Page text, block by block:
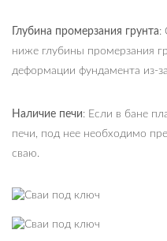
Глубина промерзания грунта:
ниже глубины промерзания
деформации фундамента из-
Наличие печи: Если в бане
печи, под нее необходимо
сваю.